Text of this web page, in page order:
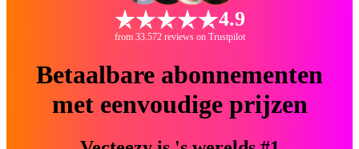
4.9
from 33.572 reviews on Trustpilot
Betaalbare abonnementen
met eenvoudige prijzen